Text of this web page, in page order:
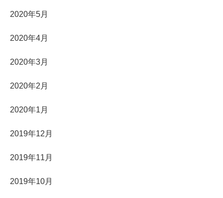
2020年5月
2020年4月
2020年3月
2020年2月
2020年1月
2019年12月
2019年11月
2019年10月